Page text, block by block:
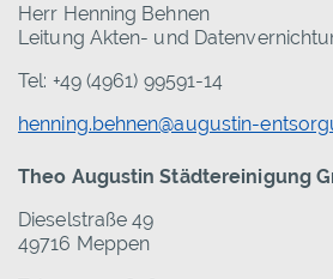
Herr Henning Behnen
Leitung Akten- und
Tel: +49 (4961) 99591-14
henning.behnen@augustin-
Theo Augustin Städtereinigung
Dieselstraße 49
49716 Meppen